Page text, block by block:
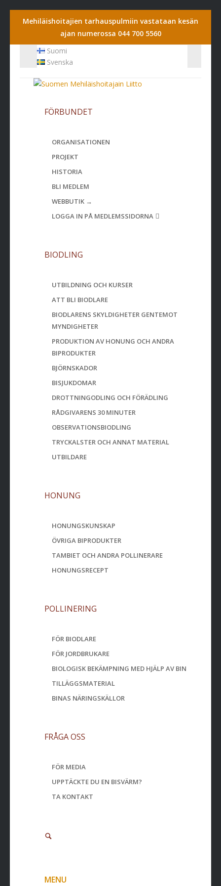
Mehiläishoitajien tarhauspulmiin vastataan kesän
ajan numerossa 044 700 5560
Suomi
Svenska
FÖRBUNDET
ORGANISATIONEN
PROJEKT
HISTORIA
BLI MEDLEM
WEBBUTIK →
LOGGA IN PÅ MEDLEMSSIDORNA
BIODLING
UTBILDNING OCH KURSER
ATT BLI BIODLARE
BIODLARENS SKYLDIGHETER GENTEMOT
MYNDIGHETER
PRODUKTION AV HONUNG OCH ANDRA
BIPRODUKTER
BJÖRNSKADOR
BISJUKDOMAR
DROTTNINGODLING OCH FÖRÄDLING
RÅDGIVARENS 30 MINUTER
OBSERVATIONSBIODLING
TRYCKALSTER OCH ANNAT MATERIAL
UTBILDARE
HONUNG
HONUNGSKUNSKAP
ÖVRIGA BIPRODUKTER
TAMBIET OCH ANDRA POLLINERARE
HONUNGSRECEPT
POLLINERING
FÖR BIODLARE
FÖR JORDBRUKARE
BIOLOGISK BEKÄMPNING MED HJÄLP AV BIN
TILLÄGGSMATERIAL
BINAS NÄRINGSKÄLLOR
FRÅGA OSS
FÖR MEDIA
UPPTÄCKTE DU EN BISVÄRM?
TA KONTAKT
MENU